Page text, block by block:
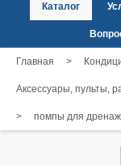
Каталог
Главная >
Аксессуары, пульты,
> помпы для